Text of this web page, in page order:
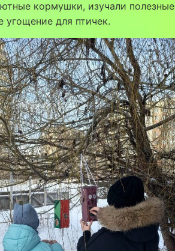
кормушки, изучали
угощение для птичек.